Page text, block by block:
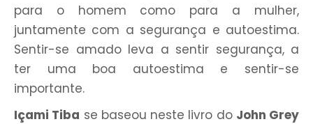
para o homem como para a mulher,
juntamente com a segurança e autoestima.
Sentir-se amado leva a sentir segurança, a
ter uma boa autoestima e sentir-se
importante.
Içami Tiba se baseou neste livro do John Grey